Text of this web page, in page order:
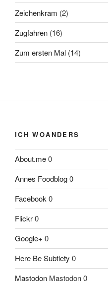
Zeichenkram (2)
Zugfahren (16)
Zum ersten Mal (14)
ICH WOANDERS
About.me0
Annes Foodblog0
Facebook0
Flickr0
Google+ 0
Here Be Subtlety 0
Mastodon Mastodon 0